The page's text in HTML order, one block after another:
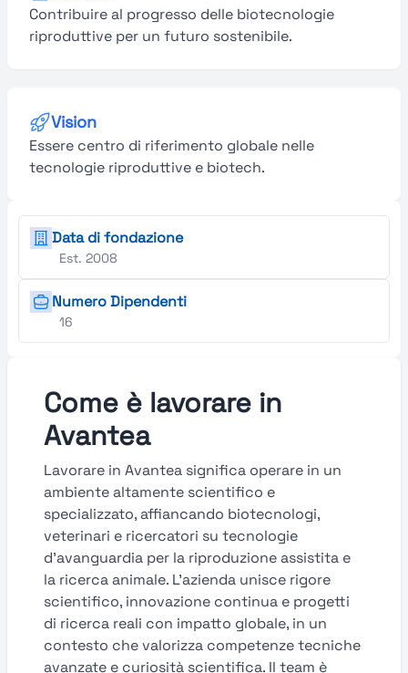
Contribuire al progresso delle biotecnologie
riproduttive per un futuro sostenibile.
Vision
Essere centro di riferimento globale nelle
tecnologie riproduttive e biotech.
Data di fondazione
Est. 2008
Numero Dipendenti
16
Come è lavorare in
Avantea
Lavorare in Avantea significa operare in un
ambiente altamente scientifico e
specializzato, affiancando biotecnologi,
veterinari e ricercatori su tecnologie
d’avanguardia per la riproduzione assistita e
la ricerca animale. L’azienda unisce rigore
scientifico, innovazione continua e progetti
di ricerca reali con impatto globale, in un
contesto che valorizza competenze tecniche
avanzate e curiosità scientifica. Il team è